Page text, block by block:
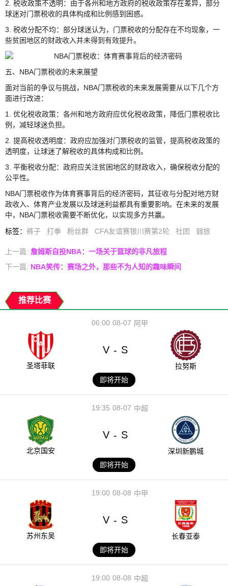
2. 税收政策不透明：由于各州和地方政府的税收政策存在差异，部分
球迷对门票税收的具体构成和比例感到困惑。
3. 税收分配不均：部分球迷认为，门票税收的分配存在不均现象，一
些贫困地区的财政收入并未得到有效提升。
五、NBA门票税收的未来展望
面对当前的争议与挑战，NBA门票税收的未来发展需要从以下几个方
面进行改进：
1. 优化税收政策：各州和地方政府应优化税收政策，降低门票税收比
例，减轻球迷负担。
2. 提高税收透明度：政府应加强对门票税收的监管，提高税收政策的
透明度，让球迷了解税收的具体构成和比例。
3. 平衡税收分配：政府应关注贫困地区的财政收入，确保税收分配的
公平性。
NBA门票税收作为体育赛事背后的经济密码，其征收与分配对地方财
政收入、体育产业发展以及球迷利益都具有重要影响。在未来的发展
中，NBA门票税收需要不断优化，以实现多方共赢。
标签： 裤子 打拳 粉丝群 CFA友谊赛银川赛第2轮 社团 弱旅
上一篇: 詹姆斯自投NBA：一场关于篮球的非凡旅程
下一篇: NBA笑传：赛场之外，那些不为人知的趣味瞬间
推荐比赛
08-07
06:00 阿甲
圣塔菲联
V - S
拉努斯
即将开始
08-07
19:35 中超
北京国安
V - S
深圳新鹏城
即将开始
08-08
19:00 中甲
苏州东吴
V - S
长春亚泰
即将开始
08-08
19:00 中超